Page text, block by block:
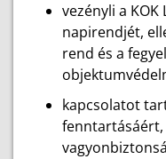
vezényli a
napirendjét,
rend és a
kapcsolatot
fenntartásáért,